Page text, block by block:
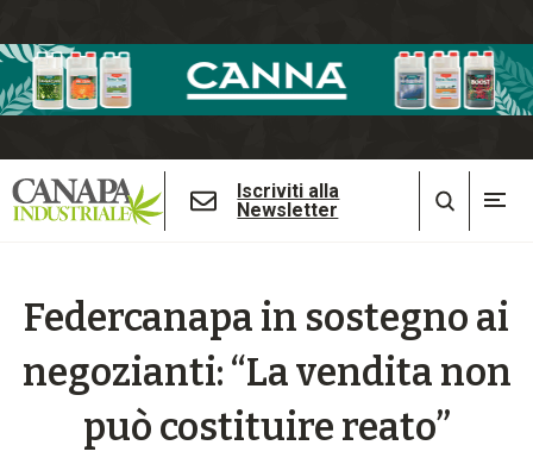
Iscriviti alla
Newsletter
Federcanapa in sostegno ai
negozianti: “La vendita non
può costituire reato”